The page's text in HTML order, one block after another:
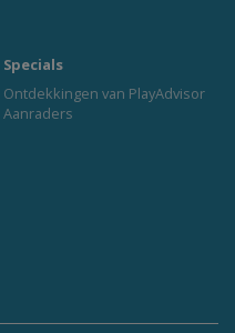
Specials
Ontdekkingen van PlayAdvisor
Aanraders